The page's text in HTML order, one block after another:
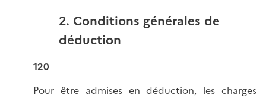
2. Conditions générales de
déduction
120
Pour être admises en déduction, les charges